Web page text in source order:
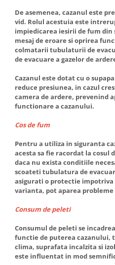
baterie
CHIUVETE BUCATARIE
Chiuvete bucatarie din compozit
Chiuveta bucatarie inox
Chiuveta bucatarie granit
Baterie bucatarie
Tuburi Flexibile Hota
Accesorii bucatarie
Accesorii chiuvete bucatarie
Instalatii apa/gaz/canalizare
FILTRARE PENTRU APA SI PIESE
SCHIMB
Filtre de apa
Cartuse ( Rezerve filtre apa)
Filtre cu autocuratare
SISTEME DE ALIMENTARE CU
Hidrofoare
Mufa rapida pt teava PEHD
De asemenea, cazanul este
vid. Rolul acestuia este
impiedicarea iesirii de fum
mesaj de eroare si oprirea
colmatarii tubulaturii de
de evacuare a gazelor de
Cazanul este dotat cu o
reduce presiunea, in cazul
camera de ardere, prevenind
functionare a cazanului.
Cos de fum
Pentru a utiliza in siguranta
acesta sa fie racordat la cosul
daca nu exista conditiile
scoateti tubulatura de
asigurati o protectie
varianta, pot aparea
Consum de peleti
Consumul de peleti se
functie de puterea cazanului,
clima, suprafata incalzita si
este influentat in mod